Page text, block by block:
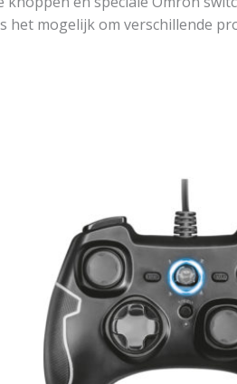
mogelijk om verschillende